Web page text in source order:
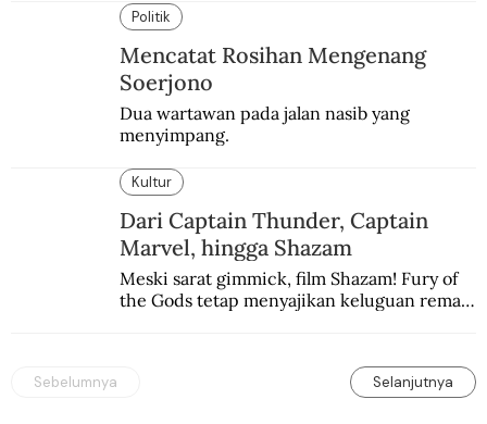
sebelumnya keberadaannya tak pernah
diketahui.
Politik
Mencatat Rosihan Mengenang
Soerjono
Dua wartawan pada jalan nasib yang
menyimpang.
Kultur
Dari Captain Thunder, Captain
Marvel, hingga Shazam
Meski sarat gimmick, film Shazam! Fury of
the Gods tetap menyajikan keluguan remaja
Sebelumnya Selanjutnya